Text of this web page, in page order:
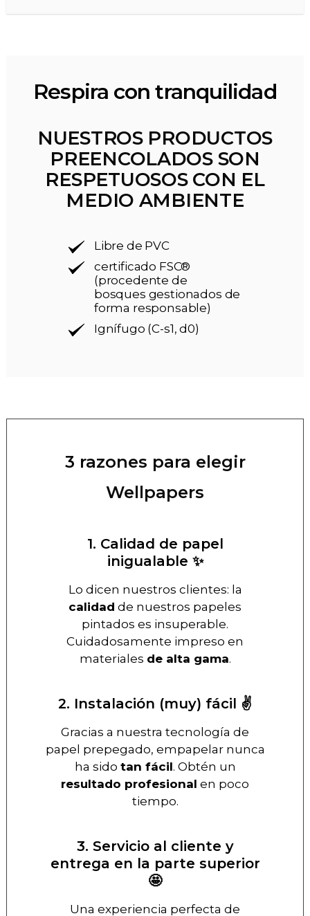
Respira con tranquilidad
NUESTROS PRODUCTOS
PREENCOLADOS SON
RESPETUOSOS CON EL
MEDIO AMBIENTE
Libre de PVC
certificado FSC®
(procedente de
bosques gestionados de
forma responsable)
Ignífugo (C-s1, d0)
3 razones para elegir
Wellpapers
1. Calidad de papel
inigualable ✨
Lo dicen nuestros clientes: la
calidad de nuestros papeles
pintados es insuperable.
Cuidadosamente impreso en
materiales de alta gama.
2. Instalación (muy) fácil ✌️
Gracias a nuestra tecnología de
papel prepegado, empapelar nunca
ha sido tan fácil. Obtén un
resultado profesional en poco
tiempo.
3. Servicio al cliente y
entrega en la parte superior
🤩
Una experiencia perfecta de